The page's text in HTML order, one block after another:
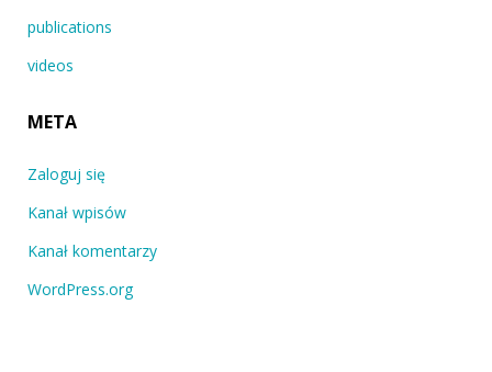
publications
videos
META
Zaloguj się
Kanał wpisów
Kanał komentarzy
WordPress.org